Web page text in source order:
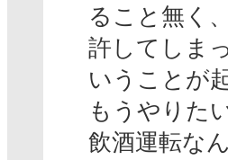
ること無く
許してしま
いうことが
もうやりた
飲酒運転な